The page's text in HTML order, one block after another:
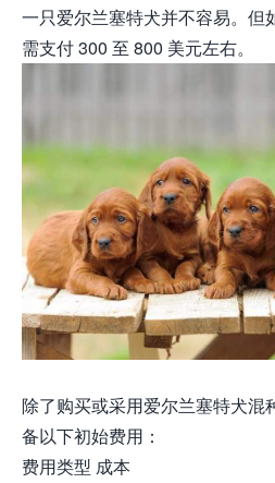
一只爱尔兰塞特犬并不容易。但
需支付 300 至 800 美元左右。
除了购买或采用爱尔兰塞特犬混
备以下初始费用：
费用类型 成本